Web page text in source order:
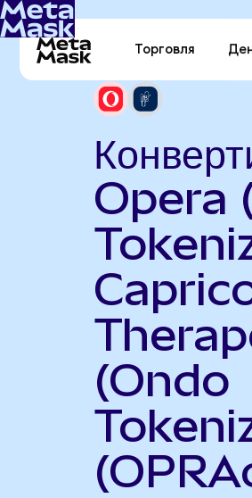
Торговля
Opera
(Ondo